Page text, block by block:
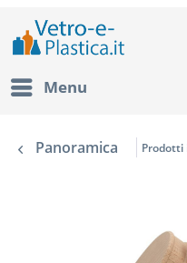
Menu
Panoramica Prodotti